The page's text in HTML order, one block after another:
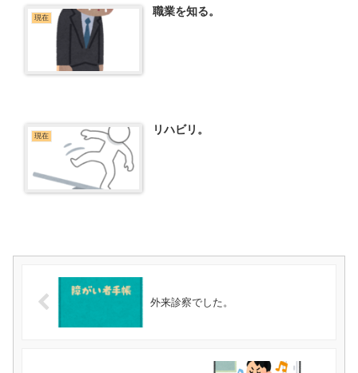
現在 職業を知る。
現在 リハビリ。
外来診察でした。